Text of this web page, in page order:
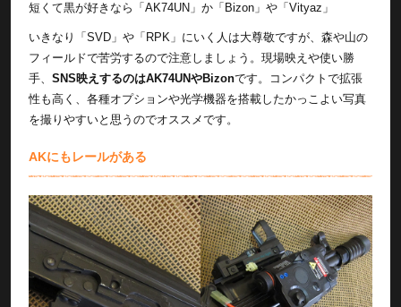
短くて黒が好きなら「AK74UN」か「Bizon」や「Vityaz」
いきなり「SVD」や「RPK」にいく人は大尊敬ですが、森や山の
フィールドで苦労するので注意しましょう。現場映えや使い勝
手、 SNS映えするのはAK74UNやBizonです。コンパクトで拡張
性も高く、各種オプションや光学機器を搭載したかっこよい写真
を撮りやすいと思うのでオススメです。
AKにもレールがある